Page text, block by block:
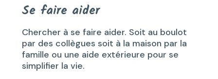
Se faire aider
Chercher à se faire aider. Soit au boulot
par des collègues soit à la maison par la
famille ou une aide extérieure pour se
simplifier la vie.